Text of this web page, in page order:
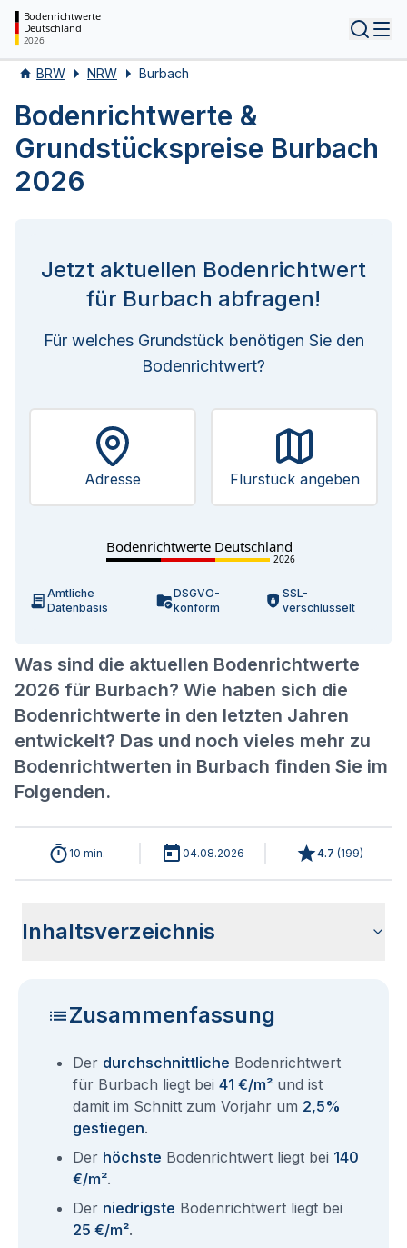
Bodenrichtwerte
Deutschland
2026
BRW NRW Burbach
Bodenrichtwerte &
Grundstückspreise Burbach
2026
Was sind die aktuellen Bodenrichtwerte
2026 für Burbach? Wie haben sich die
Bodenrichtwerte in den letzten Jahren
entwickelt? Das und noch vieles mehr zu
Bodenrichtwerten in Burbach finden Sie im
Folgenden.
Jetzt aktuellen Bodenrichtwert
für Burbach abfragen!
Für welches Grundstück benötigen Sie den
Bodenrichtwert?
Adresse Flurstück angeben
Bodenrichtwerte Deutschland
2026
Amtliche
Datenbasis
DSGVO-
konform
SSL-
verschlüsselt
10 min. 04.08.2026 4.7 (199)
Inhaltsverzeichnis
Zusammenfassung
Der durchschnittliche Bodenrichtwert
für Burbach liegt bei 41 €/m² und ist
damit im Schnitt zum Vorjahr um 2,5%
gestiegen.
Der höchste Bodenrichtwert liegt bei 140
€/m².
Der niedrigste Bodenrichtwert liegt bei
25 €/m².